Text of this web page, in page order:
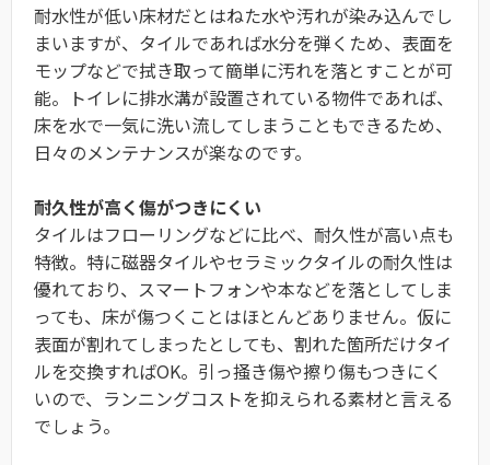
耐水性が低い床材だとはねた水や汚れが染み込んでし
まいますが、タイルであれば水分を弾くため、表面を
モップなどで拭き取って簡単に汚れを落とすことが可
能。トイレに排水溝が設置されている物件であれば、
床を水で一気に洗い流してしまうこともできるため、
日々のメンテナンスが楽なのです。
耐久性が高く傷がつきにくい
タイルはフローリングなどに比べ、耐久性が高い点も
特徴。特に磁器タイルやセラミックタイルの耐久性は
優れており、スマートフォンや本などを落としてしま
っても、床が傷つくことはほとんどありません。仮に
表面が割れてしまったとしても、割れた箇所だけタイ
ルを交換すればOK。引っ掻き傷や擦り傷もつきにく
いので、ランニングコストを抑えられる素材と言える
でしょう。